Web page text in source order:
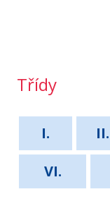
Třídy
I. II.
VI.